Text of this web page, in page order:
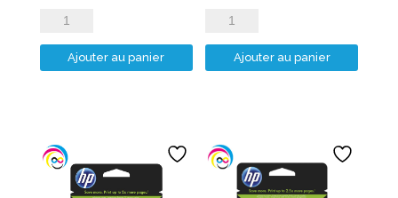
quantité
de
HP_301XLB
Ajouter au panier
quantité
de
HP_301XLCoul
Ajouter au panier